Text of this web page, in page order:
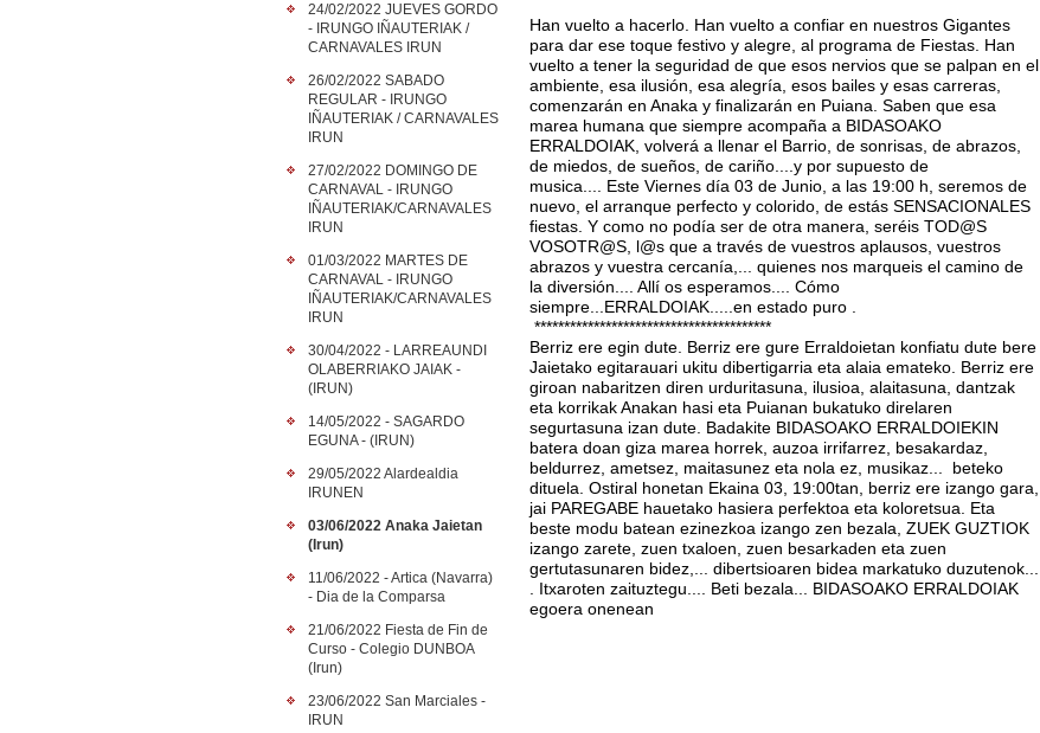
24/02/2022 JUEVES GORDO
- IRUNGO IÑAUTERIAK /
CARNAVALES IRUN
26/02/2022 SABADO
REGULAR - IRUNGO
IÑAUTERIAK / CARNAVALES
IRUN
27/02/2022 DOMINGO DE
CARNAVAL - IRUNGO
IÑAUTERIAK/CARNAVALES
IRUN
01/03/2022 MARTES DE
CARNAVAL - IRUNGO
IÑAUTERIAK/CARNAVALES
IRUN
30/04/2022 - LARREAUNDI
OLABERRIAKO JAIAK -
(IRUN)
14/05/2022 - SAGARDO
EGUNA - (IRUN)
29/05/2022 Alardealdia
IRUNEN
03/06/2022 Anaka Jaietan
(Irun)
11/06/2022 - Artica (Navarra)
- Dia de la Comparsa
21/06/2022 Fiesta de Fin de
Curso - Colegio DUNBOA
(Irun)
23/06/2022 San Marciales -
IRUN
Han vuelto a hacerlo. Han vuelto a confiar en nuestros Gigantes
para dar ese toque festivo y alegre, al programa de Fiestas. Han
vuelto a tener la seguridad de que esos nervios que se palpan en el
ambiente, esa ilusión, esa alegría, esos bailes y esas carreras,
comenzarán en Anaka y finalizarán en Puiana. Saben que esa
marea humana que siempre acompaña a BIDASOAKO
ERRALDOIAK, volverá a llenar el Barrio, de sonrisas, de abrazos,
de miedos, de sueños, de cariño....y por supuesto de
musica.... Este Viernes día 03 de Junio, a las 19:00 h, seremos de
nuevo, el arranque perfecto y colorido, de estás SENSACIONALES
fiestas. Y como no podía ser de otra manera, seréis TOD@S
VOSOTR@S, l@s que a través de vuestros aplausos, vuestros
abrazos y vuestra cercanía,... quienes nos marqueis el camino de
la diversión.... Allí os esperamos.... Cómo
siempre...ERRALDOIAK.....en estado puro .
****************************************
Berriz ere egin dute. Berriz ere gure Erraldoietan konfiatu dute bere
Jaietako egitarauari ukitu dibertigarria eta alaia emateko. Berriz ere
giroan nabaritzen diren urduritasuna, ilusioa, alaitasuna, dantzak
eta korrikak Anakan hasi eta Puianan bukatuko direlaren
segurtasuna izan dute. Badakite BIDASOAKO ERRALDOIEKIN
batera doan giza marea horrek, auzoa irrifarrez, besakardaz,
beldurrez, ametsez, maitasunez eta nola ez, musikaz... beteko
dituela. Ostiral honetan Ekaina 03, 19:00tan, berriz ere izango gara,
jai PAREGABE hauetako hasiera perfektoa eta koloretsua. Eta
beste modu batean ezinezkoa izango zen bezala, ZUEK GUZTIOK
izango zarete, zuen txaloen, zuen besarkaden eta zuen
gertutasunaren bidez,... dibertsioaren bidea markatuko duzutenok...
. Itxaroten zaituztegu.... Beti bezala... BIDASOAKO ERRALDOIAK
egoera onenean